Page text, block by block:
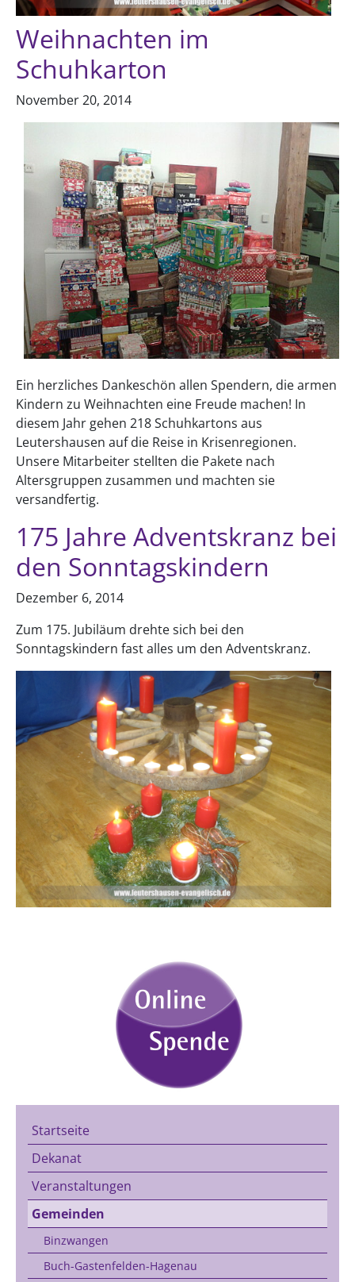
Weihnachten im
Schuhkarton
November 20, 2014
Ein herzliches Dankeschön allen Spendern, die armen
Kindern zu Weihnachten eine Freude machen! In
diesem Jahr gehen 218 Schuhkartons aus
Leutershausen auf die Reise in Krisenregionen.
Unsere Mitarbeiter stellten die Pakete nach
Altersgruppen zusammen und machten sie
versandfertig.
175 Jahre Adventskranz bei
den Sonntagskindern
Dezember 6, 2014
Zum 175. Jubiläum drehte sich bei den
Sonntagskindern fast alles um den Adventskranz.
Startseite
Dekanat
Veranstaltungen
Gemeinden
Binzwangen
Buch-Gastenfelden-Hagenau